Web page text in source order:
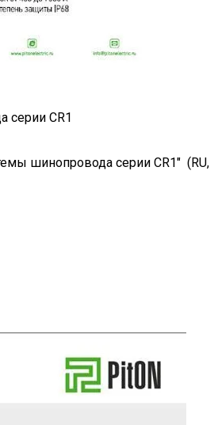
серии CR1
шинопровода серии CR1" (RU,